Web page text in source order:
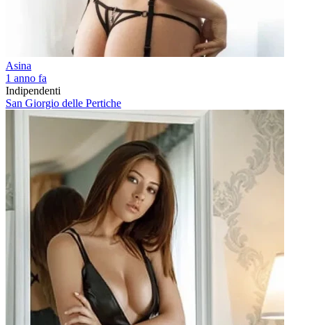
Asina
1 anno fa
Indipendenti
San Giorgio delle Pertiche